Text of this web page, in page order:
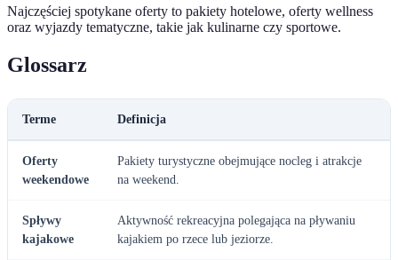
Najczęściej spotykane oferty to pakiety hotelowe, oferty wellness
oraz wyjazdy tematyczne, takie jak kulinarne czy sportowe.
Glossarz
Terme Definicja
Oferty
weekendowe
Pakiety turystyczne obejmujące nocleg i atrakcje
na weekend.
Spływy
kajakowe
Aktywność rekreacyjna polegająca na pływaniu
kajakiem po rzece lub jeziorze.